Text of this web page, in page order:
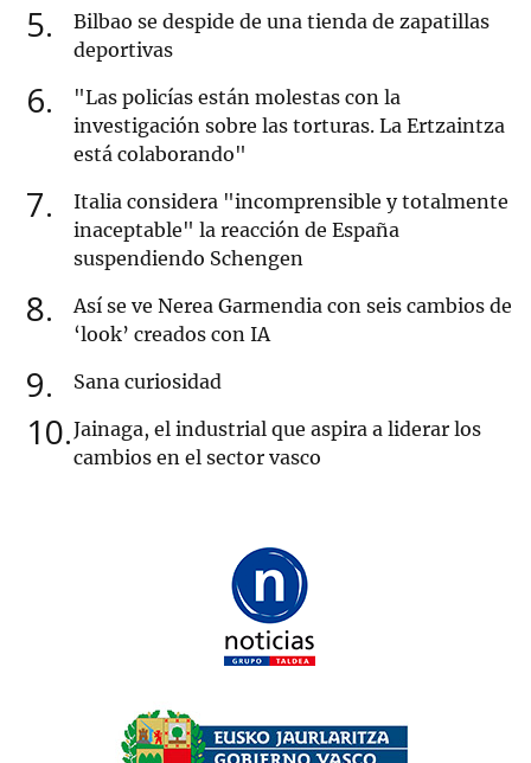
5
Bilbao se despide de una tienda de zapatillas
deportivas
6
"Las policías están molestas con la
investigación sobre las torturas. La Ertzaintza
está colaborando"
7
Italia considera "incomprensible y totalmente
inaceptable" la reacción de España
suspendiendo Schengen
8
Así se ve Nerea Garmendia con seis cambios de
‘look’ creados con IA
9 Sana curiosidad
10 Jainaga, el industrial que aspira a liderar los
cambios en el sector vasco